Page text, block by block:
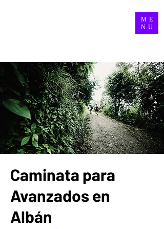
ME
NU
Caminata para
Avanzados en
Albán